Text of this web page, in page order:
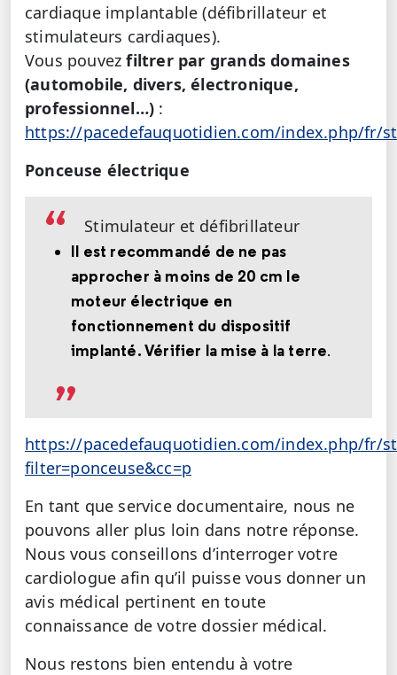
cardiaque implantable (défibrillateur et
stimulateurs cardiaques).
Vous pouvezfiltrer par grands domaines
(automobile, divers, électronique,
professionnel…) :
https://pacedefauquotidien.com/index.php/fr/
Ponceuse électrique
Stimulateur et défibrillateur
Il est recommandé de ne pas
approcher à moins de 20 cm le
moteur électrique en
fonctionnement du dispositif
implanté. Vérifier la mise à la terre.
https://pacedefauquotidien.com/index.php/fr/
filter=ponceuse&cc=p
En tant que service documentaire, nous ne
pouvons aller plus loin dans notre réponse.
Nous vous conseillons d’interroger votre
cardiologue afin qu’il puisse vous donner un
avis médical pertinent en toute
connaissance de votre dossier médical.
Nous restons bien entendu à votre